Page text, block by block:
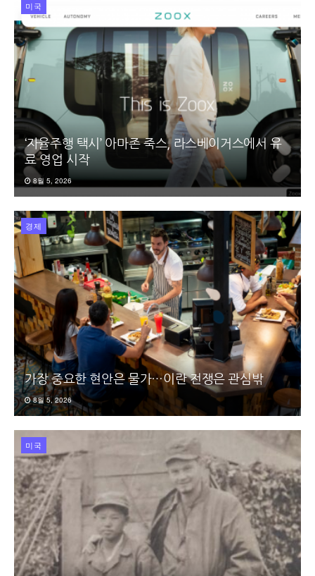
미국
‘자율주행 택시’ 아마존 죽스, 라스베이거스에서 유
료 영업 시작
8월 5, 2026
경제
가장 중요한 현안은 물가…이란 전쟁은 관심밖
8월 5, 2026
미국